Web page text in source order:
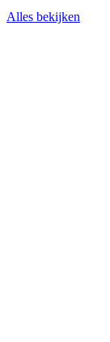
Alles bekijken